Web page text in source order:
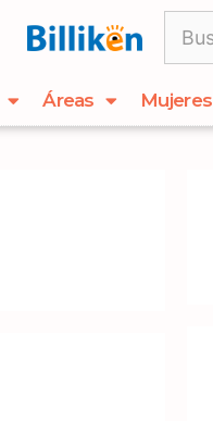
Áreas Mujeres